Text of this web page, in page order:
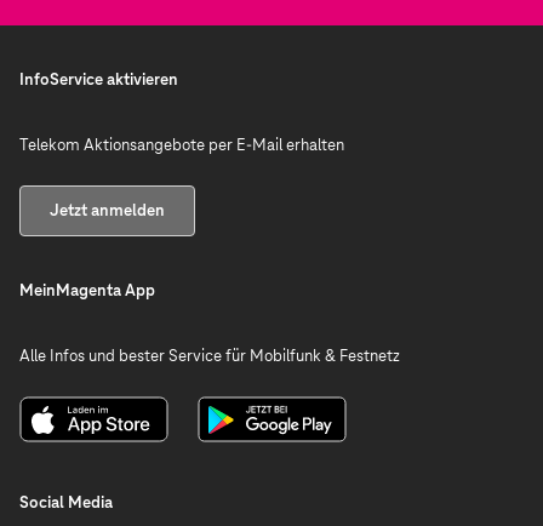
InfoService aktivieren
Telekom Aktionsangebote per E-Mail erhalten
Jetzt anmelden
MeinMagenta App
Alle Infos und bester Service für Mobilfunk & Festnetz
Social Media